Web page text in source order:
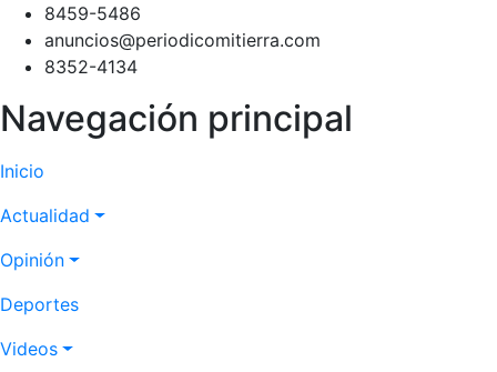
8459-5486
anuncios@periodicomitierra.com
8352-4134
Navegación principal
Inicio
Actualidad
Opinión
Deportes
Videos